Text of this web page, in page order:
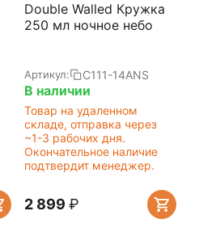
Double Walled Кружка
250 мл ночное небо
Артикул: C111-14ANS
В наличии
Товар на удаленном
складе, отправка через
~1-3 рабочих дня.
Окончательное наличие
подтвердит менеджер.
2 899 ₽